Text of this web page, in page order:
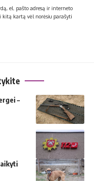
el. pašto adresą ir interneto
kitą kartą vėl norėsiu parašyti
–